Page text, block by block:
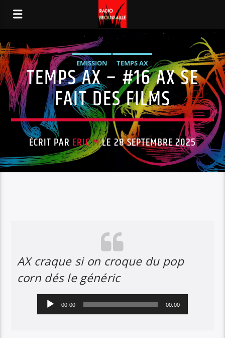
EMISSION TEMPS AX
TEMPS AX – #16 AX SE
FAIT DES FILMS
ÉCRIT PAR ERIC MLE 28 SEPTEMBRE 2025
AX craque si on croque du pop
corn dés le généric
Lecteur
audio
00:00 00:00